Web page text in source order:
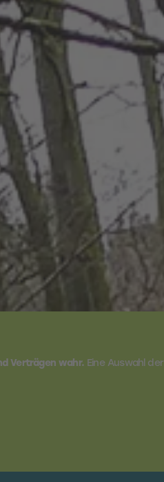
Verträgen wahr. Eine Auswahl der